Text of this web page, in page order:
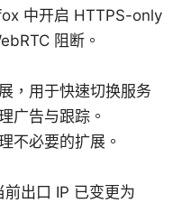
中开启 HTTPS-only
阻断。
，用于快速切换服务
广告与跟踪。
不必要的扩展。
出口 IP 已变更为